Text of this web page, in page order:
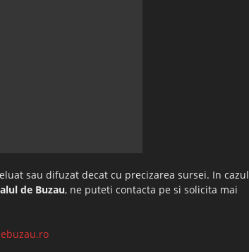
sau difuzat decat cu precizarea sursei. In cazul
de Buzau, ne puteti contacta pe si solicita mai